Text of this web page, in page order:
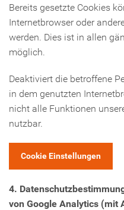
Bereits gesetzte Cookies
Internetbrowser oder
werden. Dies ist in allen
möglich.
Deaktiviert die betroffene
in dem genutzten
nicht alle Funktionen
nutzbar.
Cookie Einstellungen
4.
von Google Analytics (mit